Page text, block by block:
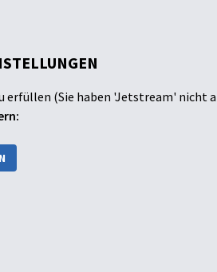
erfüllen (Sie haben 'Jetstream' nicht